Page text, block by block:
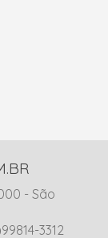
- São
3312